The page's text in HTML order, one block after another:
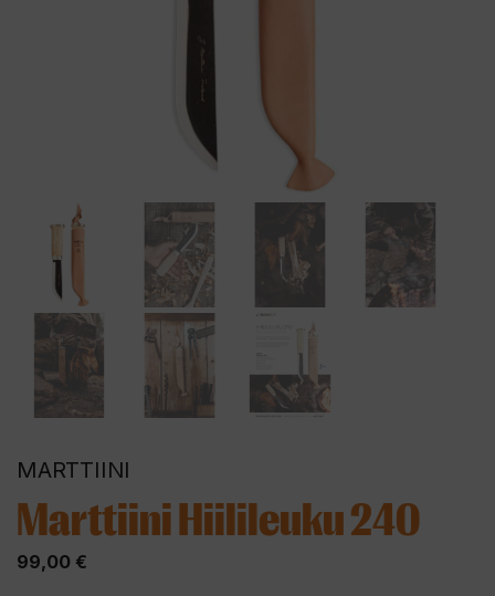
MARTTIINI
Marttiini Hiilileuku 240
99,00 €